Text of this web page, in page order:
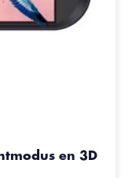
en 3D